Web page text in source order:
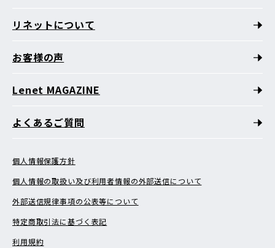
リネットについて
お客様の声
Lenet MAGAZINE
よくあるご質問
個人情報保護方針
個人情報の取扱い及び利用者情報の外部送信について
外部送信規律事項の公表等について
特定商取引法に基づく表記
利用規約